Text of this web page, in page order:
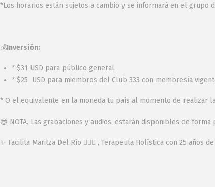
*Los horarios están sujetos a cambio y se informará en el grupo
💰Inversión:
* $31 USD para público general.
* $25 USD para miembros del Club 333 con membresía
* O el equivalente en la moneda tu país al momento de realizar
😎 NOTA. Las grabaciones y audios, estarán disponibles de
✨ Facilita Maritza Del Río 🧚🏻‍♀ , Terapeuta Holística con 25